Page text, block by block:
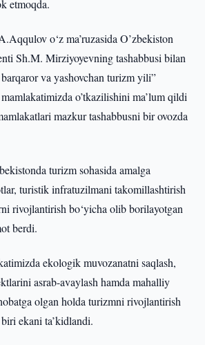
etmoqda.
o‘z ma’ruzasida O’zbekiston
Sh.M. Mirziyoyevning tashabbusi bilan
va yashovchan turizm yili”
o’tkazilishini ma’lum qildi
mazkur tashabbusni bir ovozda
turizm sohasida amalga
turistik infratuzilmani takomillashtirish
rivojlantirish bo‘yicha olib borilayotgan
berdi.
ekologik muvozanatni saqlash,
asrab-avaylash hamda mahalliy
olgan holda turizmni rivojlantirish
ekani ta’kidlandi.